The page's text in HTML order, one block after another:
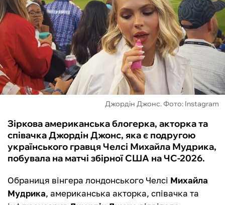
ФУТЗАЛ
ІНШІ
БУКМЕКЕРИ
Джордін Джонс. Фото: Instagram
Зіркова американська блогерка, акторка та
співачка Джордін Джонс, яка є подругою
українського гравця Челсі Михайла Мудрика,
побувала на матчі збірної США на ЧС-2026.
Обраниця вінгера лондонського Челсі Михайла
Мудрика, американська акторка, співачка та